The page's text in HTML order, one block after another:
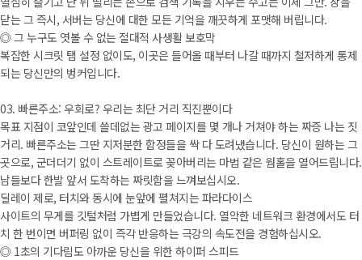
닫는 그 즉시, 서버는 당신에 대한 모든 기억을 깨끗하게 포맷해 버립니다.
◎ 그 누구도 엿볼 수 없는 절대적 사생활 보호막
복잡한 시크릿 탭 설정 없이도, 이곳은 들어올 때부터 나갈 때까지 철저하게 통제
되는 당신만의 벙커입니다.
03. 빠른주소: 우회로? 우리는 최단 거리 직진뿐이다
목표 지점이 코앞인데 쓸데없는 광고 페이지를 몇 개나 거쳐야 하는 짜증 나는 짓
거리. 빠른주소는 그딴 지저분한 함정들을 싹 다 도려냈습니다. 당신이 원하는 그
곳으로, 군더더기 없이 스트레이트로 꽂아버리는 마법 같은 웜홀을 열어드립니다.
남들보다 한발 앞서 도착하는 짜릿함을 느껴보십시오.
딜레이 제로, 터치와 동시에 눈앞에 펼쳐지는 파라다이스
사이트의 무게를 깃털처럼 가볍게 만들었습니다. 열악한 네트워크 환경에서도 터
치 한 번이면 버퍼링 없이 즉각 반응하는 극강의 속도전을 경험하십시오.
◎ 1초의 기다림도 아까운 당신을 위한 하이퍼 스피드